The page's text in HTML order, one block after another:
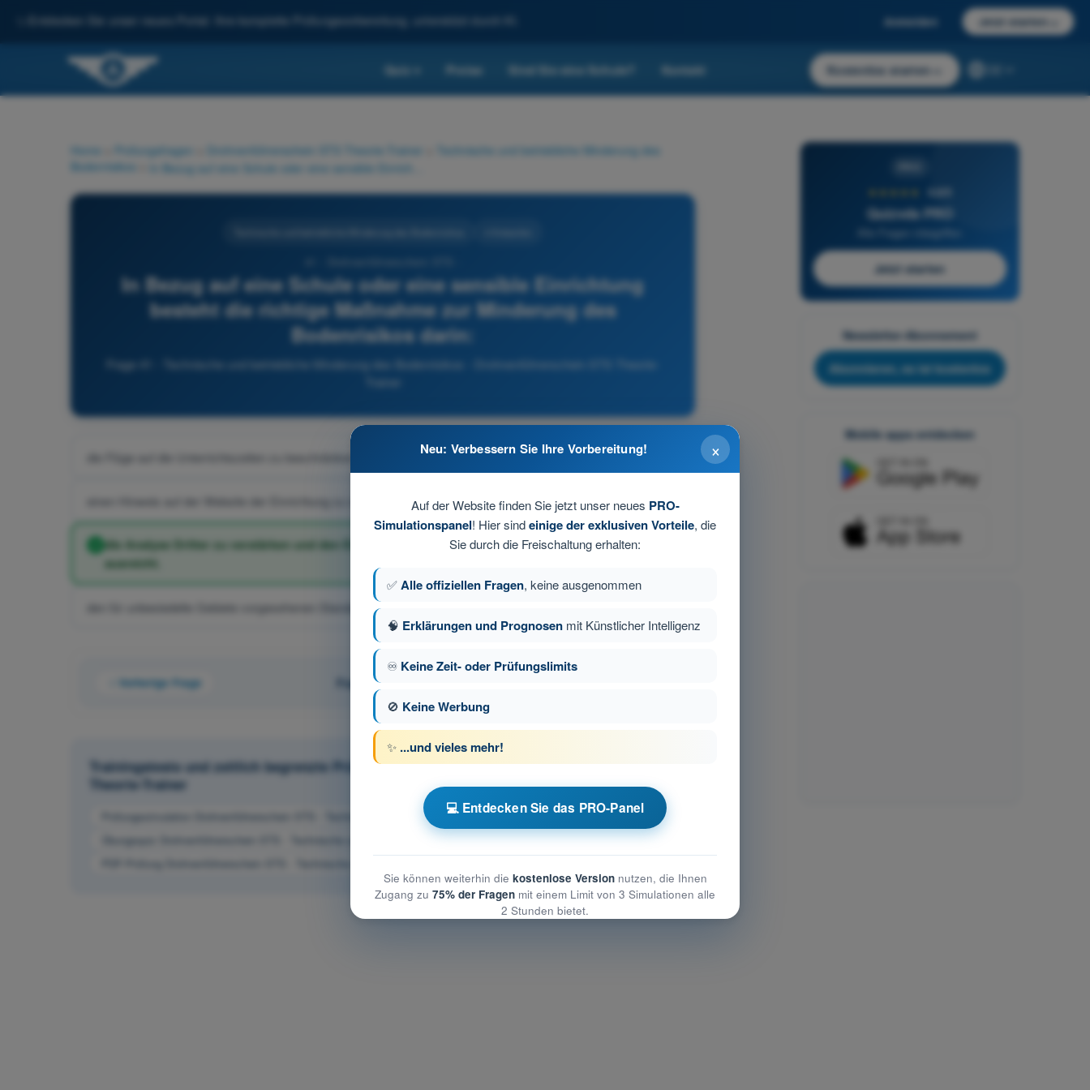
Entdecken Sie unser neues Portal: Ihre komplette Prüfungsvorbereitung, unterstützt durch KI. Anmelden Jetzt starten
Quiz Preise Sind Sie eine Schule? Kontakt Kostenlos starten
Home Prüfungsfragen Drohnenführerschein STS Theorie-Trainer
Technische und betriebliche Minderung des
Bodenrisikos
In Bezug auf eine Schule oder eine sensible Einrichtung
besteht die richtige Maßnahme zur Minderung des
Bodenrisikos darin:
Frage 41 - Technische und betriebliche Minderung des Bodenrisikos - Drohnenführerschein STS Theorie-
die Flüge auf die Unterrichtszeiten zu beschränken, um den leeren Schulhof zu nutzen.
einen Hinweis auf der Website der Einrichtung zu veröffentlichen und Dritte damit als informiert zu betrachten.
die Analyse Dritter zu verstärken und den Einsatz zu verschieben, wenn die Beherrschbarkeit nicht
ausreicht.
den für unbesiedelte Gebiete vorgesehenen Standard-Sicherheitsabstand anzuwenden.
Vorherige Frage Frage 41 von 103
Trainingstests und zeitlich begrenzte Prüfungssimulationen Drohnenführerschein STS
Theorie-Trainer
Prüfungssimulation Drohnenführerschein STS - Technische und betriebliche Minderung des Bodenrisikos
Übungsquiz Drohnenführerschein STS - Technische und betriebliche Minderung des Bodenrisikos
4,6/5
Quizvds PRO
Alle Fragen inbegriffen
Jetzt starten
Newsletter-Abonnement
Abonnieren, es ist kostenlos
Mobile apps entdecken
×
Neu: Verbessern Sie Ihre Vorbereitung!
Auf der Website finden Sie jetzt unser neues PRO-
Simulationspanel! Hier sindeinige der exklusiven Vorteile, die
Sie durch die Freischaltung erhalten:
✅Alle offiziellen Fragen, keine ausgenommen
🧠 Erklärungen und Prognosen mit Künstlicher Intelligenz
♾️ Keine Zeit- oder Prüfungslimits
🚫 Keine Werbung
✨ ...und vieles mehr!
💻 Entdecken Sie das PRO-Panel
Sie können weiterhin die kostenlose Versionnutzen, die Ihnen
Zugang zu 75% der Fragen mit einem Limit von 3 Simulationen alle
2 Stunden bietet.